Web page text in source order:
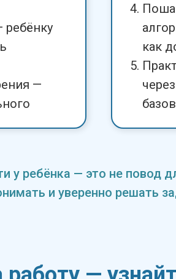
ребёнку
—
как
у ребёнка — это не
и уверенно решать